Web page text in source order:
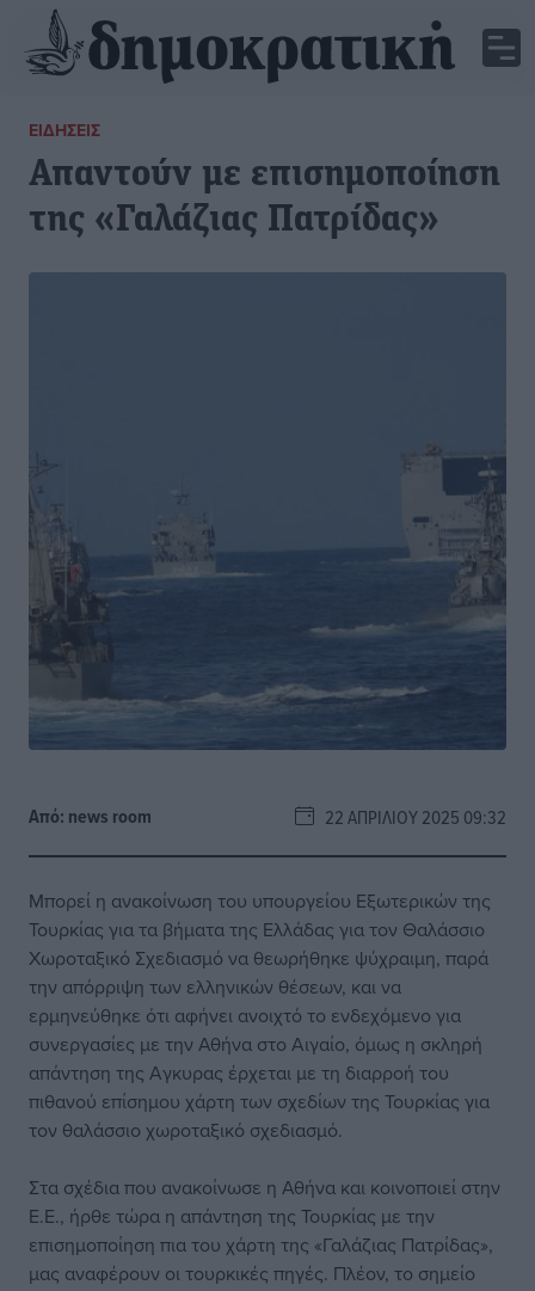
ΕΙΔΉΣΕΙΣ
Απαντούν με επισημοποίηση
της «Γαλάζιας Πατρίδας»
Από: news room 22 ΑΠΡΙΛΊΟΥ 2025 09:32
Μπορεί η ανακοίνωση του υπουργείου Εξωτερικών της
Τουρκίας για τα βήματα της Ελλάδας για τον Θαλάσσιο
Χωροταξικό Σχεδιασμό να θεωρήθηκε ψύχραιμη, παρά
την απόρριψη των ελληνικών θέσεων, και να
ερμηνεύθηκε ότι αφήνει ανοιχτό το ενδεχόμενο για
συνεργασίες με την Αθήνα στο Αιγαίο, όμως η σκληρή
απάντηση της Aγκυρας έρχεται με τη διαρροή του
πιθανού επίσημου χάρτη των σχεδίων της Τουρκίας για
τον θαλάσσιο χωροταξικό σχεδιασμό.
Στα σχέδια που ανακοίνωσε η Αθήνα και κοινοποιεί στην
Ε.Ε., ήρθε τώρα η απάντηση της Τουρκίας με την
επισημοποίηση πια του χάρτη της «Γαλάζιας Πατρίδας»,
μας αναφέρουν οι τουρκικές πηγές. Πλέον, το σημείο